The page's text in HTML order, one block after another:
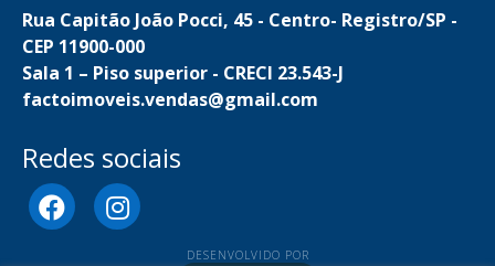
Rua Capitão João Pocci, 45 - Centro- Registro/SP -
CEP 11900-000
Sala 1 – Piso superior - CRECI 23.543-J
factoimoveis.vendas@gmail.com
Redes sociais
DESENVOLVIDO POR